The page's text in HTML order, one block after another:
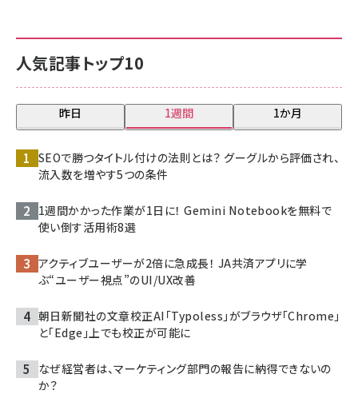
人気記事トップ10
昨日 1週間 1か月
SEOで勝つタイトル付けの法則とは？ グーグルから評価され、
流入数を増やす5つの条件
1週間かかった作業が1日に！ Gemini Notebookを無料で
使い倒す活用術8選
アクティブユーザーが2倍に急成長！ JA共済アプリに学
ぶ“ユーザー視点”のUI/UX改善
朝日新聞社の文章校正AI「Typoless」がブラウザ「Chrome」
と「Edge」上でも校正が可能に
なぜ経営者は、マーケティング部門の報告に納得できないの
か？